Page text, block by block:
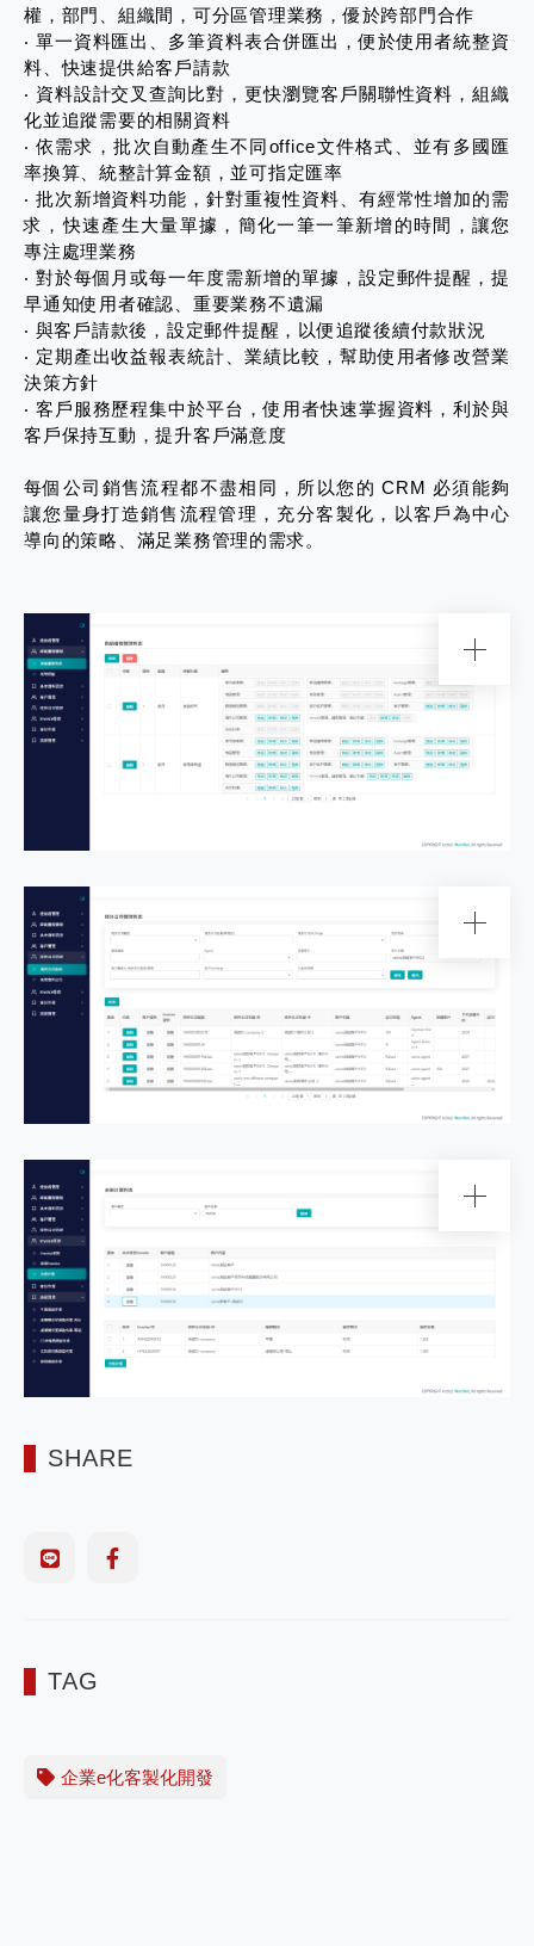
權，部門、組織間，可分區管理業務，優於跨部門合作
‧ 單一資料匯出、多筆資料表合併匯出，便於使用者統整資
料、快速提供給客戶請款
‧ 資料設計交叉查詢比對，更快瀏覽客戶關聯性資料，組織
化並追蹤需要的相關資料
‧ 依需求，批次自動產生不同office文件格式、並有多國匯
率換算、統整計算金額，並可指定匯率
‧ 批次新增資料功能，針對重複性資料、有經常性增加的需
求，快速產生大量單據，簡化一筆一筆新增的時間，讓您
專注處理業務
‧ 對於每個月或每一年度需新增的單據，設定郵件提醒，提
早通知使用者確認、重要業務不遺漏
‧ 與客戶請款後，設定郵件提醒，以便追蹤後續付款狀況
‧ 定期產出收益報表統計、業績比較，幫助使用者修改營業
決策方針
‧ 客戶服務歷程集中於平台，使用者快速掌握資料，利於與
客戶保持互動，提升客戶滿意度
每個公司銷售流程都不盡相同，所以您的 CRM 必須能夠
讓您量身打造銷售流程管理，充分客製化，以客戶為中心
導向的策略、滿足業務管理的需求。
SHARE
TAG
企業e化客製化開發